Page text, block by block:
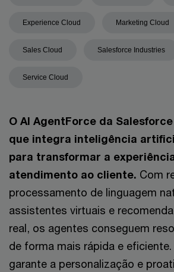
Experience Cloud Marketing Cloud
Sales Cloud Salesforce Industries
Service Cloud
O AI AgentForce da
que integra inteligência
para transformar a
atendimento ao cliente. Com
processamento de linguagem
assistentes virtuais e
real, os agentes conseguem
de forma mais rápida e
garante a personalização e